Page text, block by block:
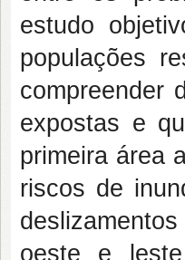
estudo
populações
compreender
expostas e
primeira área
riscos de
oeste e